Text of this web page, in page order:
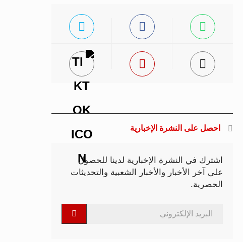
احصل على النشرة الإخبارية
اشترك في النشرة الإخبارية لدينا للحصول
على آخر الأخبار والأخبار الشعبية والتحديثات
الحصرية.